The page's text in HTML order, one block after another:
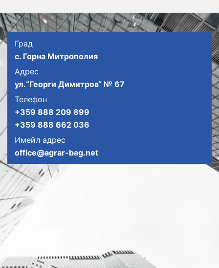
Град
с. Горна Митрополия
Адрес
ул.“Георги Димитров“ № 67
Телефон
+359 888 209 899
+359 888 662 036
Имейл адрес
office@agrar-bag.net